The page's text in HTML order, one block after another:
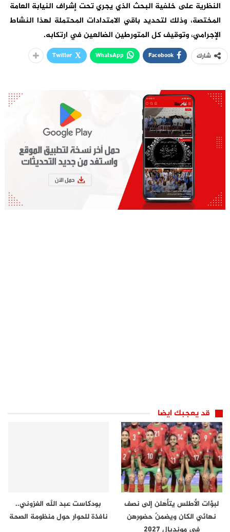
النظرية على خلفية البحث الذي يجري تحت إشراف النيابة العامة
المختصة، وذلك لتحديد باقي الامتدادات المحتملة لهذا النشاط
الإجرامي، وتوقيف كل المتورطين الضالعين في ارتكابه.
شارك Facebook
WhatsApp
Twitter
قد يعجبك ايضا
لبؤات الأطلس يتأهلن إلى نصف
نهائي الكان ويضمنّ حضورهن
بودكاست عبد الله الغزوني..
نافذة للحوار حول منظومة الصحة